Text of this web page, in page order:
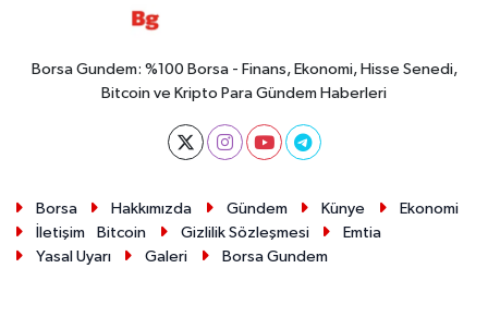
Borsa Gundem: %100 Borsa - Finans, Ekonomi, Hisse Senedi,
Bitcoin ve Kripto Para Gündem Haberleri
Borsa Hakkımızda Gündem Künye
Ekonomi
İletişim
Bitcoin Gizlilik Sözleşmesi
Emtia
Yasal Uyarı
Galeri Borsa Gundem